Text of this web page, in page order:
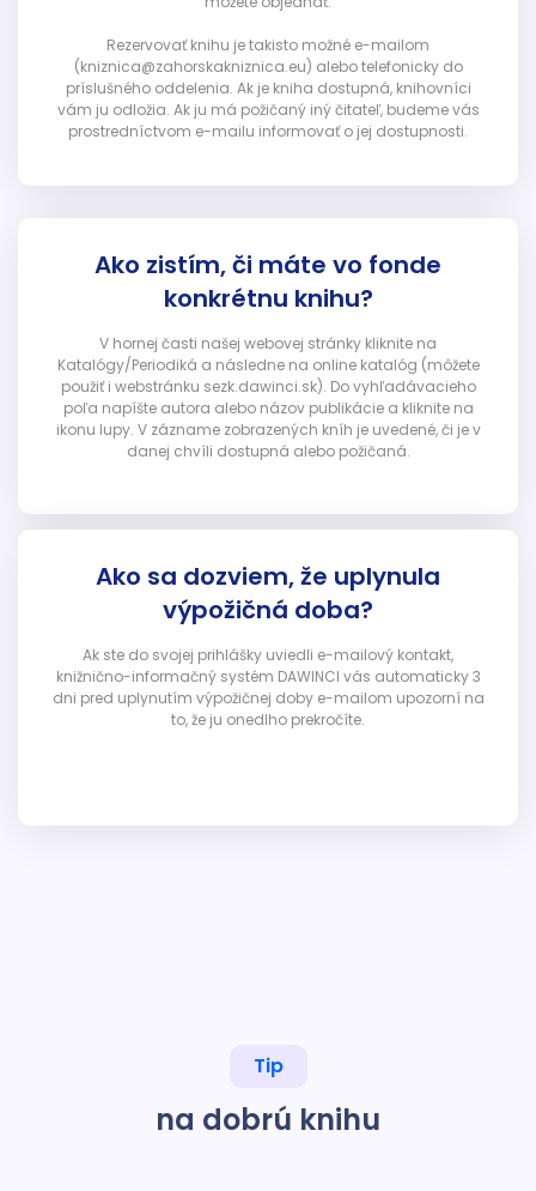
Rezervovať knihu je takisto možné e-mailom
(kniznica@zahorskakniznica.eu) alebo telefonicky do
príslušného oddelenia. Ak je kniha dostupná, knihovníci
vám ju odložia. Ak ju má požičaný iný čitateľ, budeme vás
prostredníctvom e-mailu informovať o jej dostupnosti.
Ako zistím, či máte vo fonde
konkrétnu knihu?
V hornej časti našej webovej stránky kliknite na
Katalógy/Periodiká a následne na online katalóg (môžete
použiť i webstránku sezk.dawinci.sk). Do vyhľadávacieho
poľa napíšte autora alebo názov publikácie a kliknite na
ikonu lupy. V zázname zobrazených kníh je uvedené, či je v
danej chvíli dostupná alebo požičaná.
Ako sa dozviem, že uplynula
výpožičná doba?
Ak ste do svojej prihlášky uviedli e-mailový kontakt,
knižnično-informačný systém DAWINCI vás automaticky 3
dni pred uplynutím výpožičnej doby e-mailom upozorní na
to, že ju onedlho prekročíte.
Tip
na dobrú knihu